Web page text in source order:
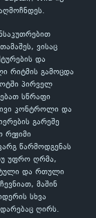
ვისაც
და
რიტმის გამოცდა
პირველ
სწრაფი
კონტროლი და
გარეშე
რეჟიმი
წარმოდგენას
უფრო ღრმა,
და რთული
მაშინ
სხვა
ღირს.